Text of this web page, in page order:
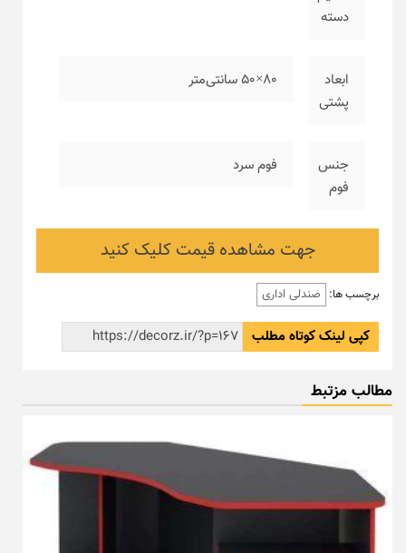
دسته
ابعاد
پشتی
۸۰×۵۰ سانتی‌متر
جنس
فوم
فوم سرد
جهت مشاهده قیمت کلیک کنید
برچسب ها: صندلی اداری
کپی لینک کوتاه مطلب
مطالب مزتبط